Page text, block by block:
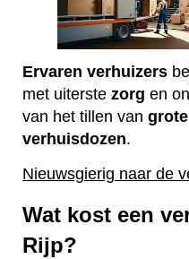
Ervaren verhuizers
met uiterste zorg en
van het tillen van grote
verhuisdozen.
Nieuwsgierig naar de
Wat kost een
Rijp?